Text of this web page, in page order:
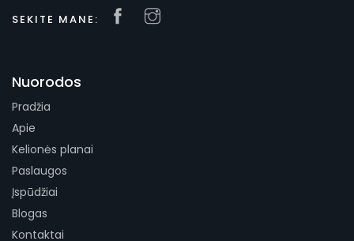
SEKITE MANE:
Nuorodos
Pradžia
Apie
Kelionės planai
Paslaugos
Įspūdžiai
Blogas
Kontaktai